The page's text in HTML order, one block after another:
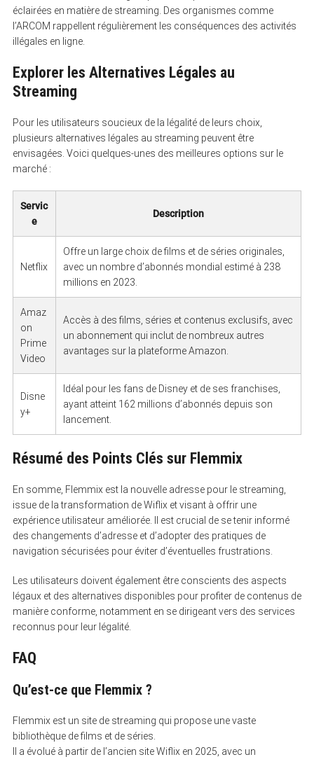
éclairées en matière de streaming. Des organismes comme
l’ARCOM rappellent régulièrement les conséquences des activités
illégales en ligne.
Explorer les Alternatives Légales au
Streaming
Pour les utilisateurs soucieux de la légalité de leurs choix,
plusieurs alternatives légales au streaming peuvent être
envisagées. Voici quelques-unes des meilleures options sur le
marché :
Servic
e
Description
Netflix
Offre un large choix de films et de séries originales,
avec un nombre d’abonnés mondial estimé à 238
millions en 2023.
Amaz
on
Prime
Video
Accès à des films, séries et contenus exclusifs, avec
un abonnement qui inclut de nombreux autres
avantages sur la plateforme Amazon.
Disne
y+
Idéal pour les fans de Disney et de ses franchises,
ayant atteint 162 millions d’abonnés depuis son
lancement.
Résumé des Points Clés sur Flemmix
En somme, Flemmix est la nouvelle adresse pour le streaming,
issue de la transformation de Wiflix et visant à offrir une
expérience utilisateur améliorée. Il est crucial de se tenir informé
des changements d’adresse et d’adopter des pratiques de
navigation sécurisées pour éviter d’éventuelles frustrations.
Les utilisateurs doivent également être conscients des aspects
légaux et des alternatives disponibles pour profiter de contenus de
manière conforme, notamment en se dirigeant vers des services
reconnus pour leur légalité.
FAQ
Qu’est-ce que Flemmix ?
Flemmix est un site de streaming qui propose une vaste
bibliothèque de films et de séries.
Il a évolué à partir de l’ancien site Wiflix en 2025, avec un